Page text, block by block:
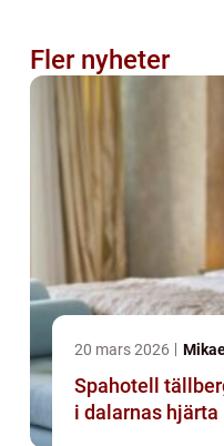
Fler nyheter
20 mars 2026
Spahotell tällberg avkoppling vid
i dalarnas hjärta